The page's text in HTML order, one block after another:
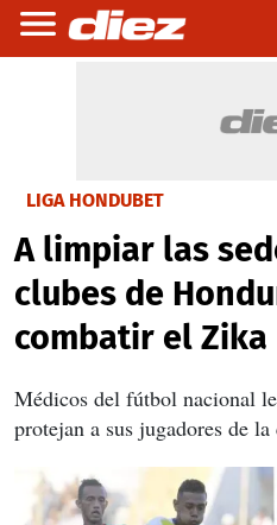
LIGA HONDUBET
A limpiar las
clubes de
combatir el Zika
Médicos del fútbol nacional
protejan a sus jugadores de